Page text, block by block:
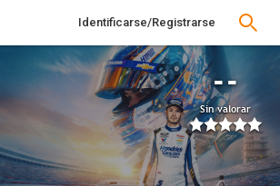
Identificarse/Registrarse
--
Sin valorar